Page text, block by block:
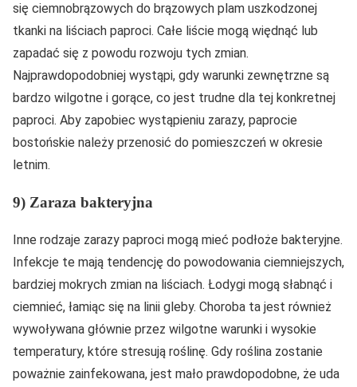
się ciemnobrązowych do brązowych plam uszkodzonej
tkanki na liściach paproci. Całe liście mogą więdnąć lub
zapadać się z powodu rozwoju tych zmian.
Najprawdopodobniej wystąpi, gdy warunki zewnętrzne są
bardzo wilgotne i gorące, co jest trudne dla tej konkretnej
paproci. Aby zapobiec wystąpieniu zarazy, paprocie
bostońskie należy przenosić do pomieszczeń w okresie
letnim.
9) Zaraza bakteryjna
Inne rodzaje zarazy paproci mogą mieć podłoże bakteryjne.
Infekcje te mają tendencję do powodowania ciemniejszych,
bardziej mokrych zmian na liściach. Łodygi mogą słabnąć i
ciemnieć, łamiąc się na linii gleby. Choroba ta jest również
wywoływana głównie przez wilgotne warunki i wysokie
temperatury, które stresują roślinę. Gdy roślina zostanie
poważnie zainfekowana, jest mało prawdopodobne, że uda